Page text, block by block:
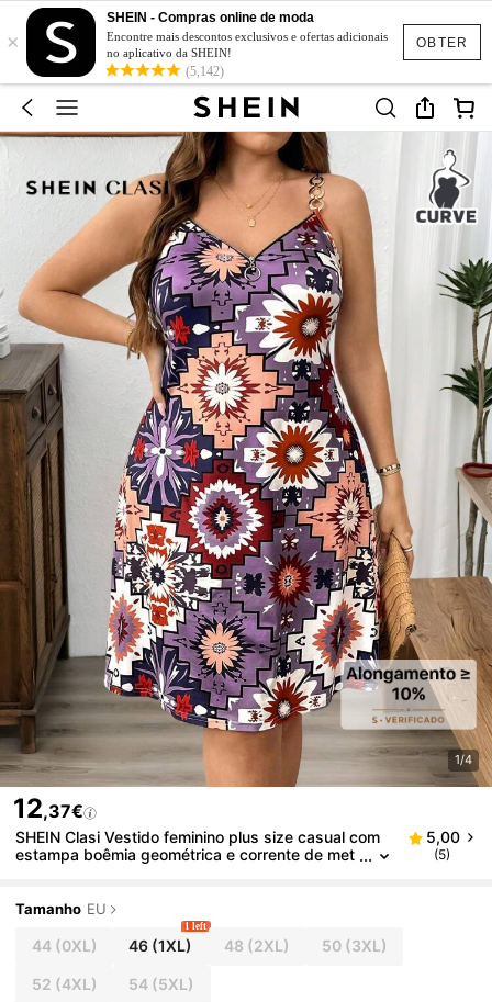
OBTER
×
SHEIN - Compras online de moda
Encontre mais descontos exclusivos e ofertas adicionais
no aplicativo da SHEIN!
(5,142)
1/4
12,37€
SHEIN Clasi Vestido feminino plus size casual com
estampa boêmia geométrica e corrente de met
5,00
(5)
Tamanho EU
44(0XL) 46 (1XL)
1 left
48 (2XL) 50(3XL)
52 (4XL) 54 (5XL)